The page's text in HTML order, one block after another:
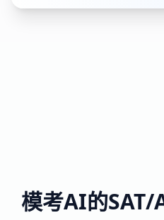
模考AI的SAT/